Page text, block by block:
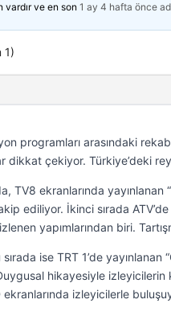
vardır ve en son 1 ay 4 hafta önce
1)
programları arasındaki
dikkat çekiyor. Türkiye’deki
TV8 ekranlarında
ediliyor. İkinci sırada ATV’de
yapımlarından biri.
ise TRT 1’de yayınlanan
hikayesiyle izleyicilerin
ekranlarında izleyicilerle